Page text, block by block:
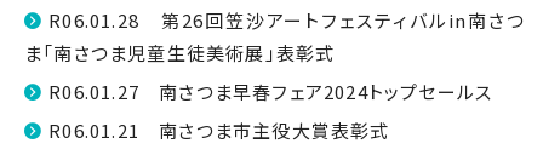
R06.01.28 第26回笠沙アートフェスティバルin南さつ
ま「南さつま児童生徒美術展」表彰式
R06.01.27 南さつま早春フェア2024トップセールス
R06.01.21 南さつま市主役大賞表彰式